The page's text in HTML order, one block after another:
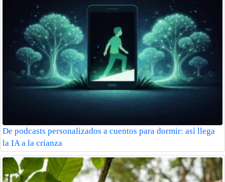
De podcasts personalizados a cuentos para dormir: así llega
la IA a la crianza